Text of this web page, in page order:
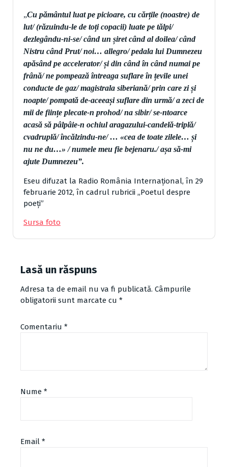
„Cu pământul luat pe picioare, cu cărțile (noastre) de
lut/ (răzuindu-le de toți copacii) luate pe tălpi/
dezlegându-ni-se/ când un șiret când al doilea/ când
Nistru când Prut/ noi… allegro/ pedala lui Dumnezeu
apăsând pe accelerator/ și din când în când numai pe
frână/ ne pompează întreaga suflare în țevile unei
conducte de gaz/ magistrala siberiană/ prin care zi și
noapte/ pompată de-aceeași suflare din urmă/ a zeci de
mii de ființe plecate-n prohod/ na sibir/ se-ntoarce
acasă să pâlpâie-n ochiul aragazului-candelă-triplă/
cvadruplă/ încălzindu-ne/ … «cea de toate zilele… și
nu ne du…» / numele meu fie bejenaru./ așa să-mi
ajute Dumnezeu”.
Eseu difuzat la Radio România Internațional, în 29
februarie 2012, în cadrul rubricii „Poetul despre
poeți”
Sursa foto
Lasă un răspuns
Adresa ta de email nu va fi publicată. Câmpurile
obligatorii sunt marcate cu *
Comentariu *
Nume *
Email *